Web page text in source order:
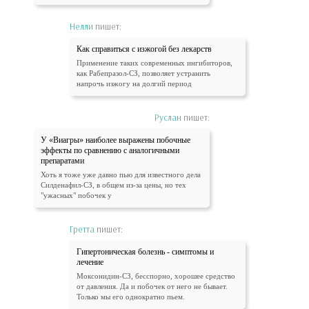
Нелли пишет:
Как справиться с изжогой без лекарств
Применение таких современных ингибиторов,
как Рабепразол-СЗ, позволяет устранить
напрочь изжогу на долгий период
Руслан пишет:
У «Виагры» наиболее выражены побочные
эффекты по сравнению с аналогичными
препаратами
Хоть я тоже уже давно пью для известного дела
Силденафил-СЗ, в общем из-за цены, но тех
"ужасных" побочек у
Гретта пишет:
Гипертоническая болезнь - симптомы и
лечение
Моксонидин-СЗ, бесспорно, хорошее средство
от давления. Да и побочек от него не бывает.
Только мы его однократно пьем.